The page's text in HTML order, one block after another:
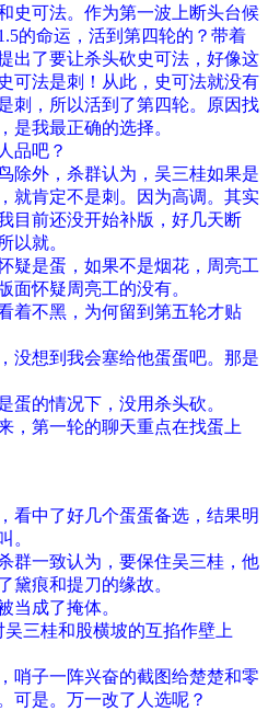
史可法。作为第一波上断头台候
的命运，活到第四轮的？带着
出了要让杀头砍史可法，好像这
可法是刺！从此，史可法就没有
刺，所以活到了第四轮。原因找
是我最正确的选择。
品吧？
除外，杀群认为，吴三桂如果是
就肯定不是刺。因为高调。其实
目前还没开始补版，好几天断
以就。
疑是蛋，如果不是烟花，周亮工
面怀疑周亮工的没有。
着不黑，为何留到第五轮才贴
没想到我会塞给他蛋蛋吧。那是
蛋的情况下，没用杀头砍。
，第一轮的聊天重点在找蛋上
看中了好几个蛋蛋备选，结果明
。
群一致认为，要保住吴三桂，他
黛痕和提刀的缘故。
当成了掩体。
三桂和股横坡的互掐作壁上
哨子一阵兴奋的截图给楚楚和零
可是。万一改了人选呢？